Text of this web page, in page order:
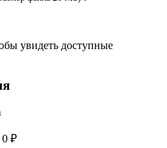
увидеть доступные
0 ₽